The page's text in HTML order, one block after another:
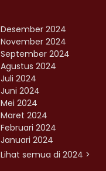
Desember 2024
November 2024
September 2024
Agustus 2024
Juli 2024
Juni 2024
Mei 2024
Maret 2024
Februari 2024
Januari 2024
Lihat semua di 2024 >